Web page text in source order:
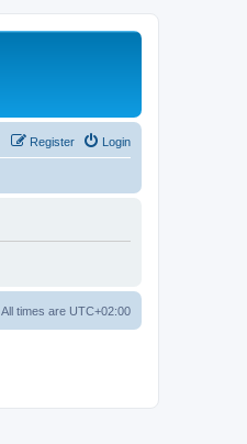
Login
Register
All times are UTC+02:00